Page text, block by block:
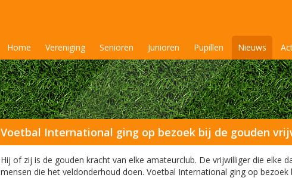
Home Vereniging Senioren Junioren Pupillen Nieuws
Voetbal International ging op bezoek bij de gouden
Hij of zij is de gouden kracht van elke amateurclub. De vrijwilliger die elke
mensen die het veldonderhoud doen. Voetbal International ging op bezoek